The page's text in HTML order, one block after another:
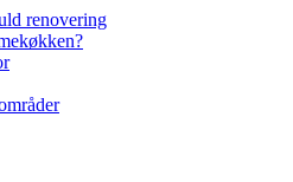
renovering